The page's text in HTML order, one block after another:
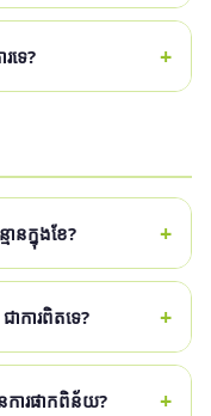
ទេ? +
នក្នុងខែ? +
ាការពិតទេ? +
ារផាកពិន័យ? +